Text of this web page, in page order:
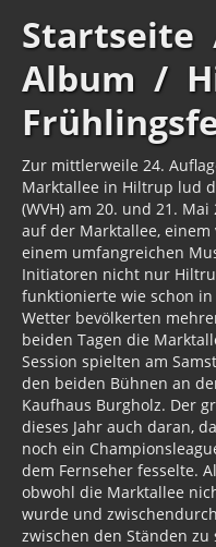
Startseite
Album /
Zur mittlerweile 24.
Marktallee in Hiltrup lud
(WVH) am 20. und 21.
auf der Marktallee,
einem umfangreichen
Initiatoren nicht nur
funktionierte wie schon in
Wetter bevölkerten
beiden Tagen die
Session spielten am
den beiden Bühnen an
Kaufhaus Burgholz. Der
dieses Jahr auch daran,
noch ein
dem Fernseher fesselte.
obwohl die Marktallee
wurde und
zwischen den Ständen zu